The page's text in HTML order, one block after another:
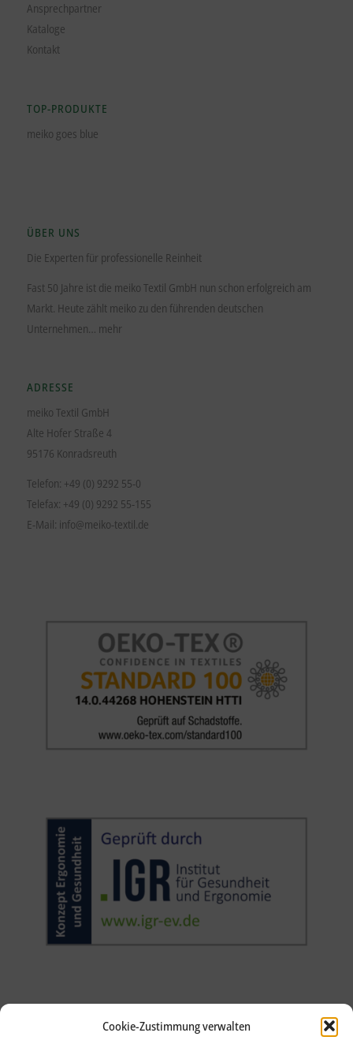
Cookie-Zustimmung verwalten
Ansprechpartner
Kataloge
Kontakt
TOP-PRODUKTE
meiko goes blue
ÜBER UNS
Die Experten für professionelle Reinheit
Fast 50 Jahre ist die meiko Textil GmbH nun schon erfolgreich am
Markt. Heute zählt meiko zu den führenden deutschen
Unternehmen… mehr
ADRESSE
meiko Textil GmbH
Alte Hofer Straße 4
95176 Konradsreuth
Telefon: +49 (0) 9292 55-0
Telefax: +49 (0) 9292 55-155
E-Mail: info@meiko-textil.de